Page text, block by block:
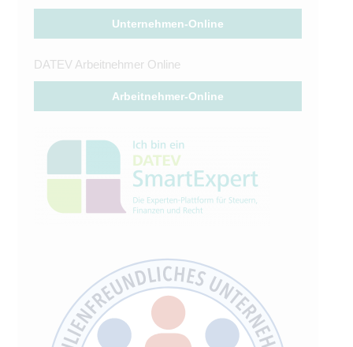
Unternehmen-Online
DATEV Arbeitnehmer Online
Arbeitnehmer-Online